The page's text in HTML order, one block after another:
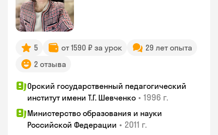
5 от 1590 ₽ за урок
29 лет опыта
2 отзыва
Орский государственный педагогический
институт имени Т.Г. Шевченко • 1996 г.
Министерство образования и науки
Российской Федерации • 2011 г.